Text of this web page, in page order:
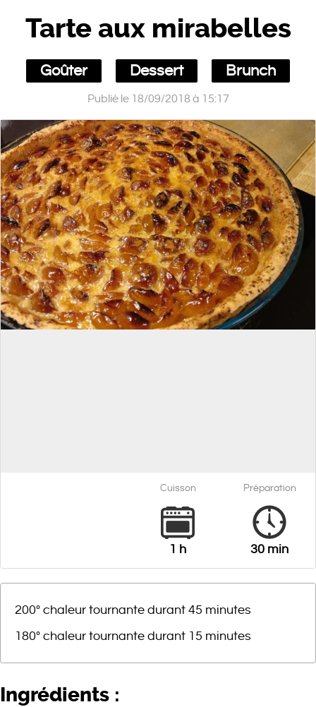
Tarte aux mirabelles
Goûter Dessert Brunch
Publié le 18/09/2018 à 15:17
Préparation
30 min
Cuisson
1 h
200° chaleur tournante durant 45 minutes
180° chaleur tournante durant 15 minutes
Ingrédients :